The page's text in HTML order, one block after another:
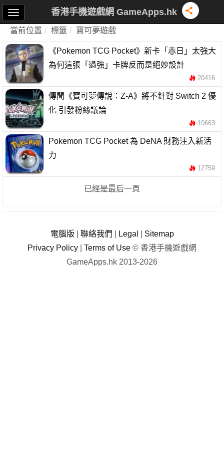
香港手機遊戲網 GameApps.hk
當前位置 標籤 寶可夢遊戲
《Pokemon TCG Pocket》新卡「赤日」太強大
為何這張「過強」卡牌反而是絕妙設計
20416
傳聞《寶可夢傳說：Z-A》將不針對 Switch 2 優
化 引發粉絲議論
10663
Pokemon TCG Pocket 為 DeNA 財務注入新活
力
12759
已經是最后一頁
電腦版 聯絡我們 Legal
Sitemap
Privacy Policy
Terms of Use © 香港手機遊戲網
GameApps.hk 2013-2026